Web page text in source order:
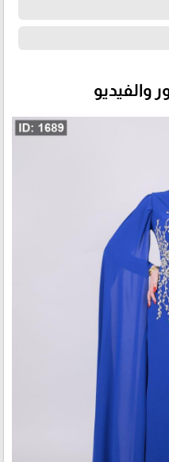
والفيديو